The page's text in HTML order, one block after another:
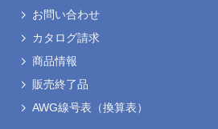
お問い合わせ
カタログ請求
商品情報
販売終了品
AWG線号表 （換算表）